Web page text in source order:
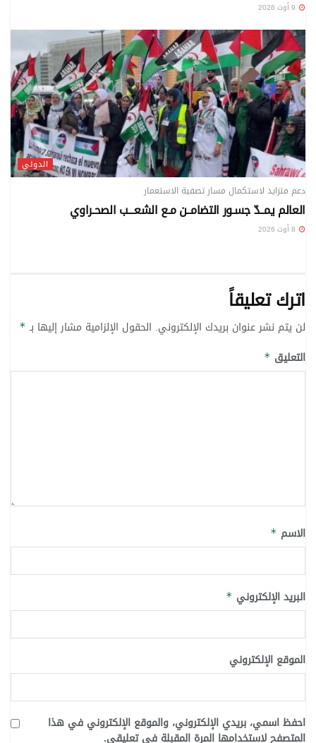
الدولي
دعم متزايد لاستكمال مسار تصفية الاستعمار
العالم يمــدّ جسـور التضامــن مـع الشعـــب الصحـراوي
اترك تعليقاً
لن يتم نشر عنوان بريدك الإلكتروني. الحقول الإلزامية مشار إليها بـ *
التعليق *
الاسم *
البريد الإلكتروني *
الموقع الإلكتروني
احفظ اسمي، بريدي الإلكتروني، والموقع الإلكتروني في هذا
المتصفح لاستخدامها المرة المقبلة في تعليقي.